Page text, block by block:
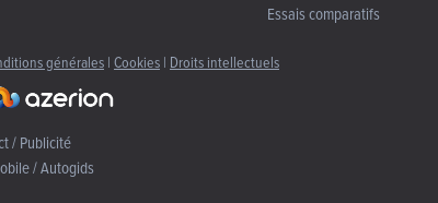
Essais comparatifs
générales | Cookies | Droits intellectuels
/ Publicité
/ Autogids